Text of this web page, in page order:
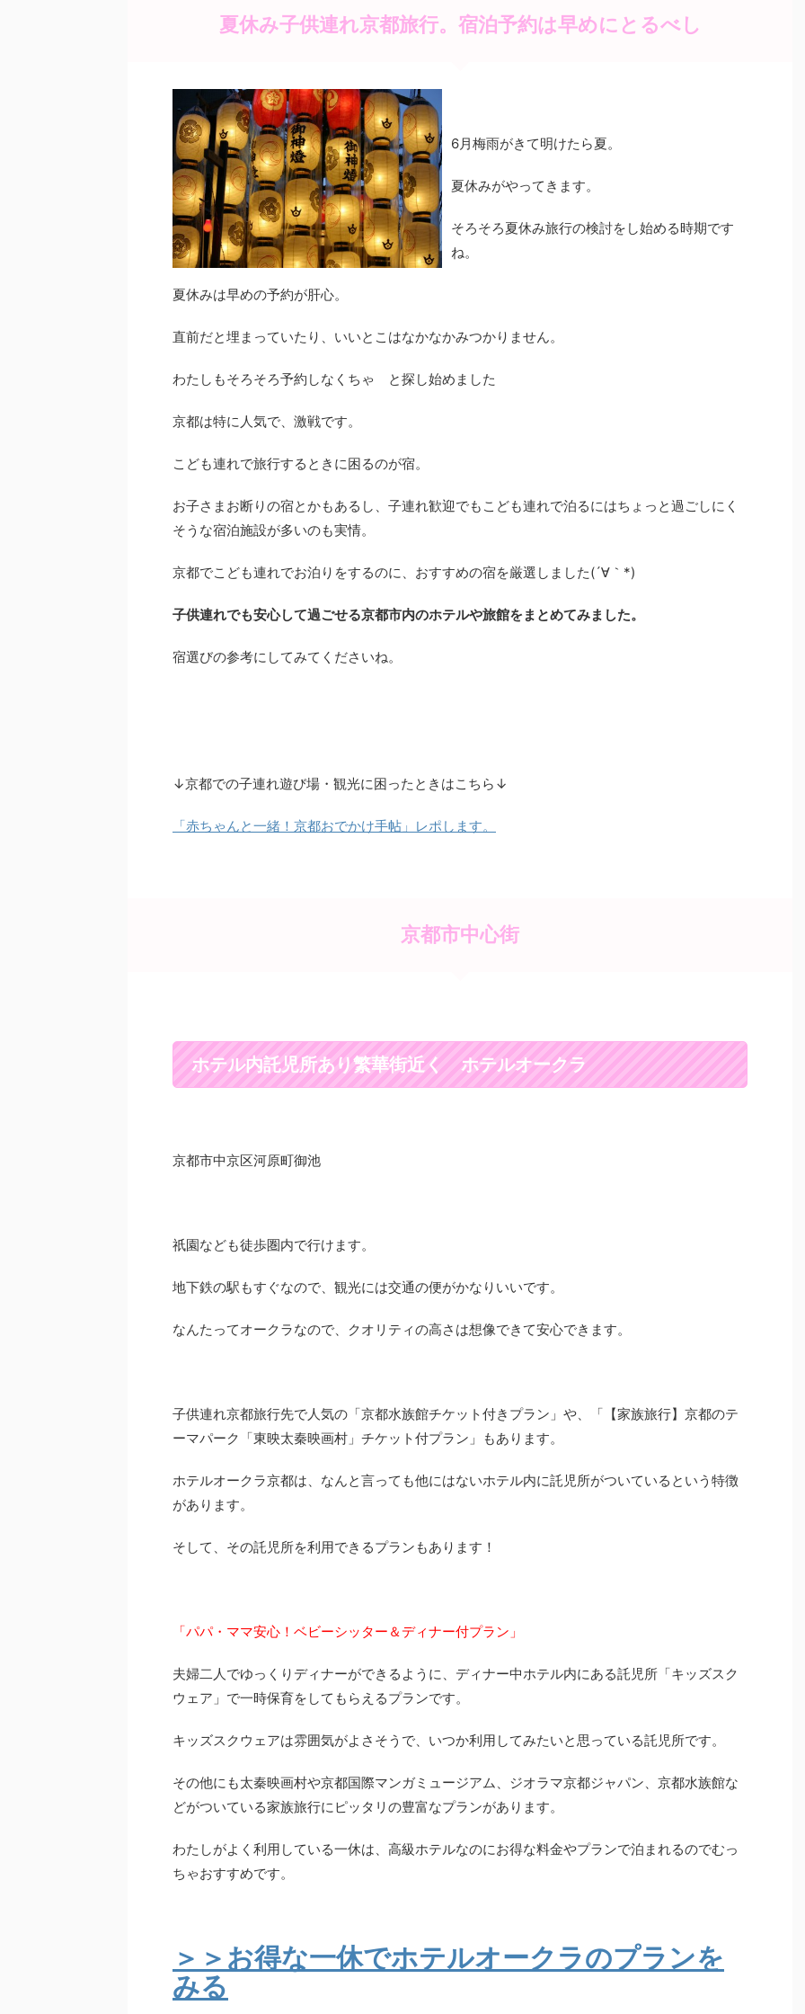
夏休み子供連れ京都旅行。宿泊予約は早めにとるべし
6月梅雨がきて明けたら夏。
夏休みがやってきます。
そろそろ夏休み旅行の検討をし始める時期です
ね。
夏休みは早めの予約が肝心。
直前だと埋まっていたり、いいとこはなかなかみつかりません。
わたしもそろそろ予約しなくちゃ と探し始めました
京都は特に人気で、激戦です。
こども連れで旅行するときに困るのが宿。
お子さまお断りの宿とかもあるし、子連れ歓迎でもこども連れで泊るにはちょっと過ごしにく
そうな宿泊施設が多いのも実情。
京都でこども連れでお泊りをするのに、おすすめの宿を厳選しました(´∀｀*)
子供連れでも安心して過ごせる京都市内のホテルや旅館をまとめてみました。
宿選びの参考にしてみてくださいね。
↓京都での子連れ遊び場・観光に困ったときはこちら↓
「赤ちゃんと一緒！京都おでかけ手帖」レポします。
京都市中心街
ホテル内託児所あり繁華街近く ホテルオークラ
京都市中京区河原町御池
祇園なども徒歩圏内で行けます。
地下鉄の駅もすぐなので、観光には交通の便がかなりいいです。
なんたってオークラなので、クオリティの高さは想像できて安心できます。
子供連れ京都旅行先で人気の「京都水族館チケット付きプラン」や、「【家族旅行】京都のテ
ーマパーク「東映太秦映画村」チケット付プラン」もあります。
ホテルオークラ京都は、なんと言っても他にはないホテル内に託児所がついているという特徴
があります。
そして、その託児所を利用できるプランもあります！
「パパ・ママ安心！ベビーシッター＆ディナー付プラン」
夫婦二人でゆっくりディナーができるように、ディナー中ホテル内にある託児所「キッズスク
ウェア」で一時保育をしてもらえるプランです。
キッズスクウェアは雰囲気がよさそうで、いつか利用してみたいと思っている託児所です。
その他にも太秦映画村や京都国際マンガミュージアム、ジオラマ京都ジャパン、京都水族館な
どがついている家族旅行にピッタリの豊富なプランがあります。
わたしがよく利用している一休は、高級ホテルなのにお得な料金やプランで泊まれるのでむっ
ちゃおすすめです。
＞＞お得な一休でホテルオークラのプランを
みる